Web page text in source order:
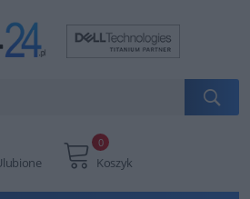
Koszyk
0